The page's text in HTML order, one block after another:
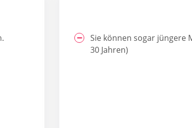
Sie können sogar jüngere
30 Jahren)